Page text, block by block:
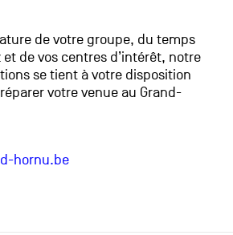
de votre groupe, du temps
de vos centres d’intérêt, notre
se tient à votre disposition
votre venue au Grand-
hornu.be